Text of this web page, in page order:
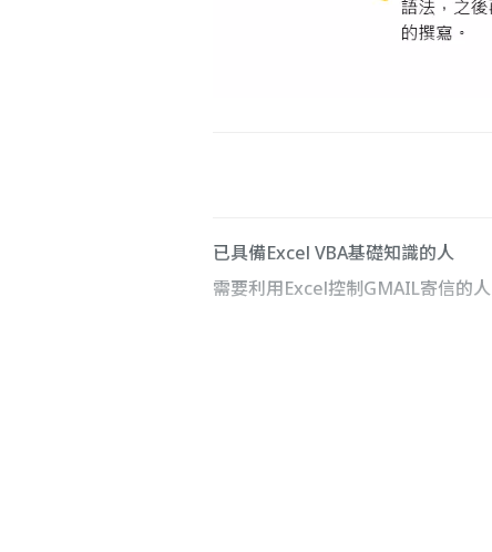
已具備Excel VBA基礎知識的人
需要利用Excel控制GMAIL寄信的人